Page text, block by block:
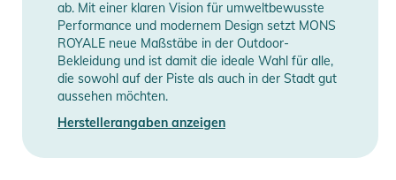
ab. Mit einer klaren Vision für umweltbewusste
Performance und modernem Design setzt MONS
ROYALE neue Maßstäbe in der Outdoor-
Bekleidung und ist damit die ideale Wahl für alle,
die sowohl auf der Piste als auch in der Stadt gut
aussehen möchten.
Herstellerangaben anzeigen